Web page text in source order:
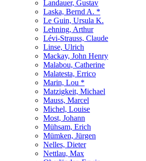
Landauer, Gustav
Laska, Bernd A. *
Le Guin, Ursula K.
Lehning, Arthur
Lévi-Strauss, Claude
Linse, Ulrich
Mackay, John Henry
Malabou, Catherine
Malatesta, Errico
Marin, Lou *
Matzigkeit, Michael
Mauss, Marcel
Michel, Louise
Most, Johann
Mühsam, Erich
Mümken, Jürgen
Nelles, Dieter
Nettlau, Max